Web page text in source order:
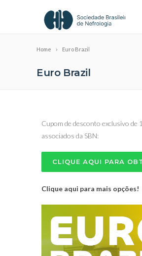
Home Euro Brazil
Euro Brazil
Cupom de desconto exclusivo de
associados da SBN:
CLIQUE AQUI PARA
Clique aqui para mais opções!